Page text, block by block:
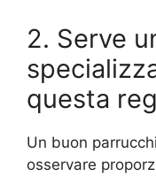
2. Serve
questa
Un buon
osservare